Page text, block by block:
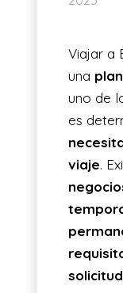
Viajar a
una
uno de
es
viaje.